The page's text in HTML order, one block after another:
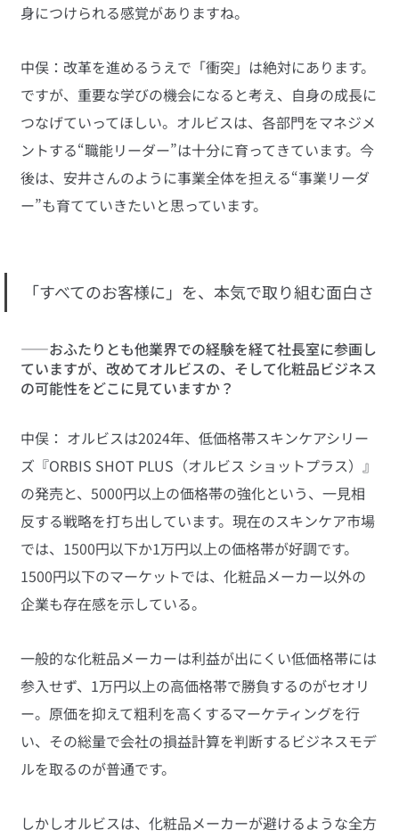
身につけられる感覚がありますね。
中俣：改革を進めるうえで「衝突」は絶対にあります。
ですが、重要な学びの機会になると考え、自身の成長に
つなげていってほしい。オルビスは、各部門をマネジメ
ントする“職能リーダー”は十分に育ってきています。今
後は、安井さんのように事業全体を担える“事業リーダ
ー”も育てていきたいと思っています。
「すべてのお客様に」を、本気で取り組む面白さ
――おふたりとも他業界での経験を経て社長室に参画し
ていますが、改めてオルビスの、そして化粧品ビジネス
の可能性をどこに見ていますか？
中俣： オルビスは2024年、低価格帯スキンケアシリー
ズ『ORBIS SHOT PLUS（オルビス ショットプラス）』
の発売と、5000円以上の価格帯の強化という、一見相
反する戦略を打ち出しています。現在のスキンケア市場
では、1500円以下か1万円以上の価格帯が好調です。
1500円以下のマーケットでは、化粧品メーカー以外の
企業も存在感を示している。
一般的な化粧品メーカーは利益が出にくい低価格帯には
参入せず、1万円以上の高価格帯で勝負するのがセオリ
ー。原価を抑えて粗利を高くするマーケティングを行
い、その総量で会社の損益計算を判断するビジネスモデ
ルを取るのが普通です。
しかしオルビスは、化粧品メーカーが避けるような全方